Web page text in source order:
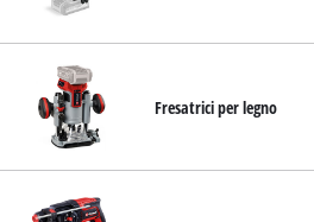
Italiano
English
Fresatrici per legno